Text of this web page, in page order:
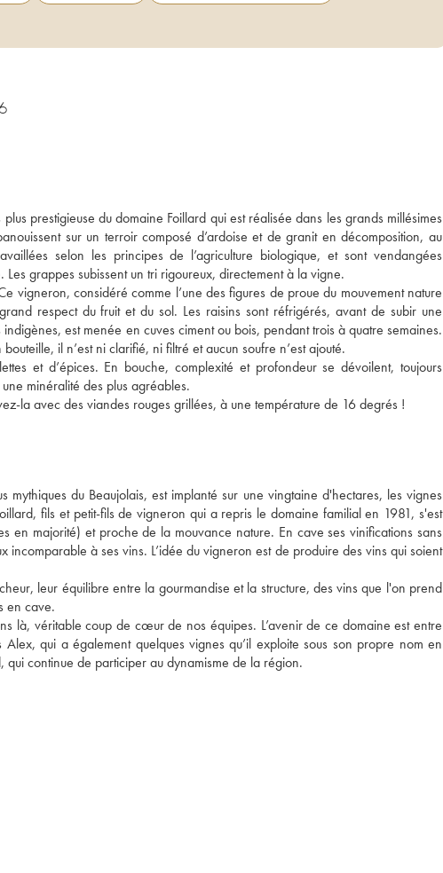
prestigieuse du domaine Foillard qui est réalisée dans les grands millésimes
sur un terroir composé d’ardoise et de granit en décomposition, au
selon les principes de l’agriculture biologique, et sont vendangées
grappes subissent un tri rigoureux, directement à la vigne.
vigneron, considéré comme l’une des figures de proue du mouvement nature
respect du fruit et du sol. Les raisins sont réfrigérés, avant de subir une
est menée en cuves ciment ou bois, pendant trois à quatre semaines.
il n’est ni clarifié, ni filtré et aucun soufre n’est ajouté.
et d’épices. En bouche, complexité et profondeur se dévoilent, toujours
minéralité des plus agréables.
du Beaujolais, est implanté sur une vingtaine d'hectares, les vignes
fils et petit-fils de vigneron qui a repris le domaine familial en 1981, s'est
majorité) et proche de la mouvance nature. En cave ses vinifications sans
à ses vins. L’idée du vigneron est de produire des vins qui soient
leur équilibre entre la gourmandise et la structure, des vins que l'on prend
en cave.
là, véritable coup de cœur de nos équipes. L’avenir de ce domaine est entre
qui a également quelques vignes qu’il exploite sous son propre nom en
continue de participer au dynamisme de la région.